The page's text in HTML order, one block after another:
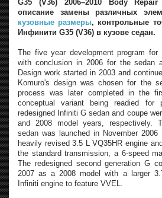
G35 (V36) 2006–2010 Body
описание замены различных
кузовные размеры, контрольные
Инфинити G35 (V36) в кузове седан.
The five year development program for
with conclusion in 2006 for the sedan
Design work started in 2003 and
Komuro's design was chosen for the
process was later completed in the
conceptual variant being readied for
redesigned Infiniti G sedan and coupe
and 2008 model years, respectively.
sedan was launched in November
heavily revised 3.5 L VQ35HR engine
the standard transmission, a 6-speed
The redesigned second generation G
2007 as a 2008 model with a larger
Infiniti engine to feature VVEL.